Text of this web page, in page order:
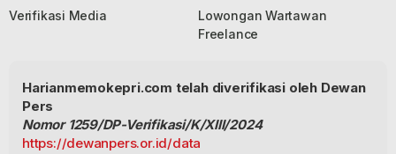
Verifikasi Media
Lowongan Wartawan
Freelance
Harianmemokepri.com telah diverifikasi oleh Dewan
Pers
Nomor 1259/DP-Verifikasi/K/XIII/2024
https://dewanpers.or.id/data